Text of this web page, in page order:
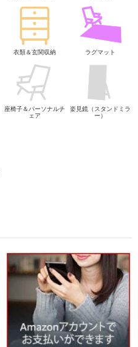
衣類＆玄関収納 ラグマット
座椅子＆パーソナルチ
ェア
姿見鏡（スタンドミラ
ー）